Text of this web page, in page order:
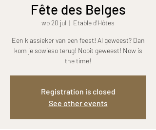
Fête des Belges
wo 20 jul
  |
Etable d'Hôtes
Een klassieker van een feest! Al geweest? Dan
kom je sowieso terug! Nooit geweest! Now is
the time!
Registration is closed
See other events